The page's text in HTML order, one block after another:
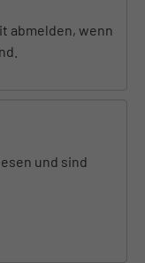
abmelden, wenn
und sind